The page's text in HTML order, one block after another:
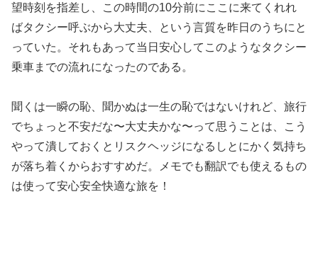
望時刻を指差し、この時間の10分前にここに来てくれれ
ばタクシー呼ぶから大丈夫、という言質を昨日のうちにと
っていた。それもあって当日安心してこのようなタクシー
乗車までの流れになったのである。
聞くは一瞬の恥、聞かぬは一生の恥ではないけれど、旅行
でちょっと不安だな〜大丈夫かな〜って思うことは、こう
やって潰しておくとリスクヘッジになるしとにかく気持ち
が落ち着くからおすすめだ。メモでも翻訳でも使えるもの
は使って安心安全快適な旅を！